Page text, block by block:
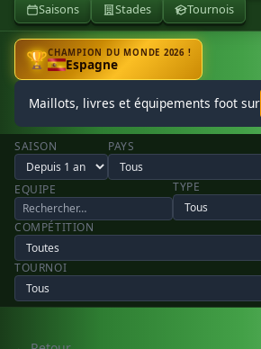
Saisons
Stades Tournois
🏆CHAMPION DU MONDE 2026 !
Espagne
Maillots, livres et équipements foot sur
SAISON PAYS
EQUIPE TYPE
COMPÉTITION
TOURNOI